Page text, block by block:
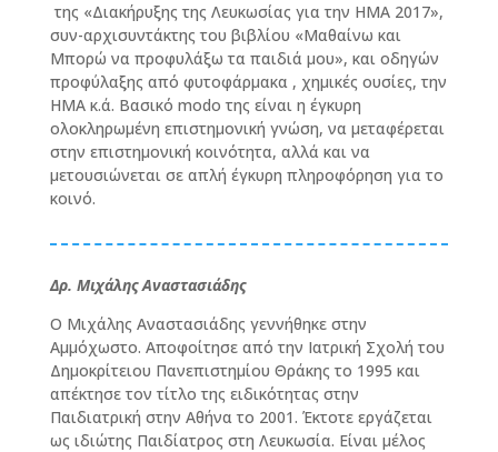
της «Διακήρυξης της Λευκωσίας για την ΗΜΑ 2017»,
συν-αρχισυντάκτης του βιβλίου «Μαθαίνω και
Μπορώ να προφυλάξω τα παιδιά μου», και οδηγών
προφύλαξης από φυτοφάρμακα , χημικές ουσίες, την
ΗΜΑ κ.ά. Βασικό modo της είναι η έγκυρη
ολοκληρωμένη επιστημονική γνώση, να μεταφέρεται
στην επιστημονική κοινότητα, αλλά και να
μετουσιώνεται σε απλή έγκυρη πληροφόρηση για το
κοινό.
Δρ. Μιχάλης Αναστασιάδης
Ο Μιχάλης Αναστασιάδης γεννήθηκε στην
Αμμόχωστο. Αποφοίτησε από την Ιατρική Σχολή του
Δημοκρίτειου Πανεπιστημίου Θράκης το 1995 και
απέκτησε τον τίτλο της ειδικότητας στην
Παιδιατρική στην Αθήνα το 2001. Έκτοτε εργάζεται
ως ιδιώτης Παιδίατρος στη Λευκωσία. Είναι μέλος